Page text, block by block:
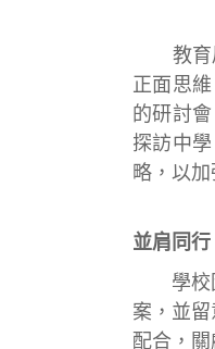
教育局
正面思
的研討
探訪中
略，以
並肩同
學校因
案，並
配合，